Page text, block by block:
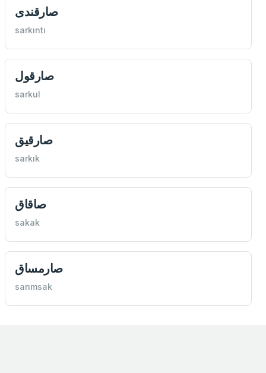
صارقندی
sarkıntı
صارقول
sarkul
صارقيق
sarkık
صاقاق
sakak
صارمساق
sarımsak